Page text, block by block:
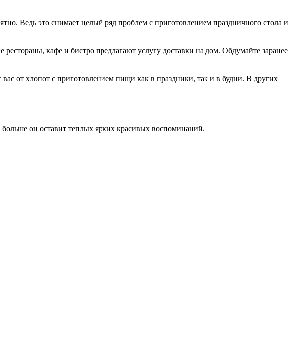
Ведь это снимает целый ряд проблем с приготовлением праздничного стола и
кафе и бистро предлагают услугу доставки на дом. Обдумайте заранее
от хлопот с приготовлением пищи как в праздники, так и в будни. В других
он оставит теплых ярких красивых воспоминаний.